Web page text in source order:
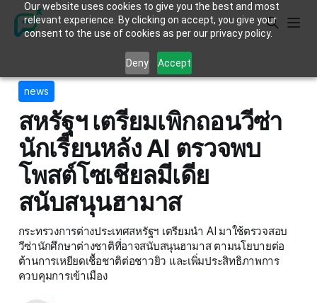
Our website uses cookies to give you the best and most
relevant experience. By clicking on accept, you give your
consent to the use of cookies as per our privacy policy.
Deny Accept
news
สหรัฐฯ เตรียมเพิกถอนวีซ่า
นักเรียนหลัง AI ตรวจพบ
โพสต์โซเชียลมีเดีย
สนับสนุนฮามาส
กระทรวงการต่างประเทศสหรัฐฯ เตรียมนำ AI มาใช้ตรวจสอบ
วีซ่านักศึกษาต่างชาติที่อาจสนับสนุนฮามาส ตามนโยบายต่อ
ต้านการเหยียดเชื้อชาติต่อชาวยิว และเพิ่มประสิทธิภาพการ
ควบคุมการเข้าเมือง